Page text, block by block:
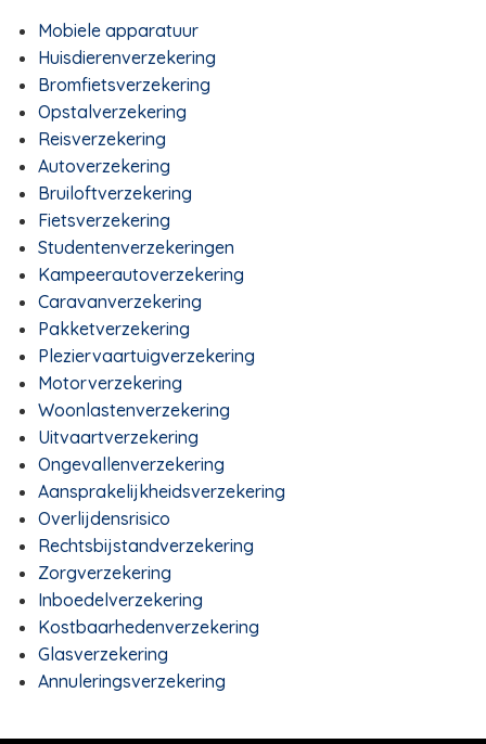
Mobiele apparatuur
Huisdierenverzekering
Bromfietsverzekering
Opstalverzekering
Reisverzekering
Autoverzekering
Bruiloftverzekering
Fietsverzekering
Studentenverzekeringen
Kampeerautoverzekering
Caravanverzekering
Pakketverzekering
Pleziervaartuigverzekering
Motorverzekering
Woonlastenverzekering
Uitvaartverzekering
Ongevallenverzekering
Aansprakelijkheidsverzekering
Overlijdensrisico
Rechtsbijstandverzekering
Zorgverzekering
Inboedelverzekering
Kostbaarhedenverzekering
Glasverzekering
Annuleringsverzekering